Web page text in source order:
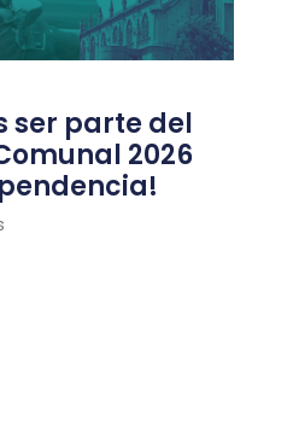
ser parte del
2026